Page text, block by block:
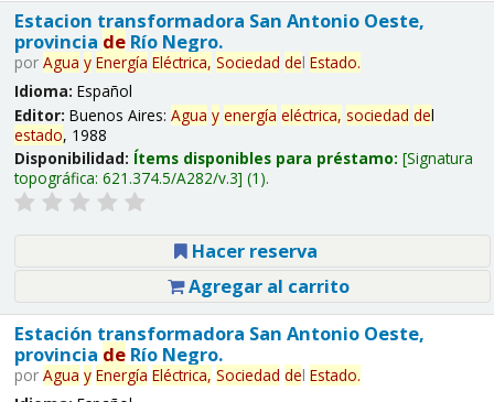
Estacion transformadora San Antonio Oeste,
provincia deRío Negro.
por Agua y Energía Eléctrica, Sociedad del Estado.
Idioma: Español
Editor: Buenos Aires: Agua y energía eléctrica, sociedad del
estado, 1988
Disponibilidad: Ítems disponibles para préstamo: Signatura
topográfica: 621.374.5/A282/v.3 (1).
Hacer reserva
Agregar al carrito
Estación transformadora San Antonio Oeste,
provincia deRío Negro.
por Agua y Energía Eléctrica, Sociedad del Estado.